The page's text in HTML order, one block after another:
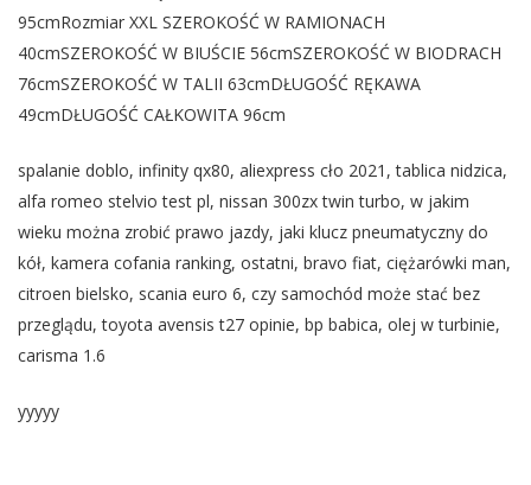
95cmRozmiar XXL SZEROKOŚĆ W RAMIONACH
40cmSZEROKOŚĆ W BIUŚCIE 56cmSZEROKOŚĆ W BIODRACH
76cmSZEROKOŚĆ W TALII 63cmDŁUGOŚĆ RĘKAWA
49cmDŁUGOŚĆ CAŁKOWITA 96cm
spalanie doblo, infinity qx80, aliexpress cło 2021, tablica nidzica,
alfa romeo stelvio test pl, nissan 300zx twin turbo, w jakim
wieku można zrobić prawo jazdy, jaki klucz pneumatyczny do
kół, kamera cofania ranking, ostatni, bravo fiat, ciężarówki man,
citroen bielsko, scania euro 6, czy samochód może stać bez
przeglądu, toyota avensis t27 opinie, bp babica, olej w turbinie,
carisma 1.6
yyyyy